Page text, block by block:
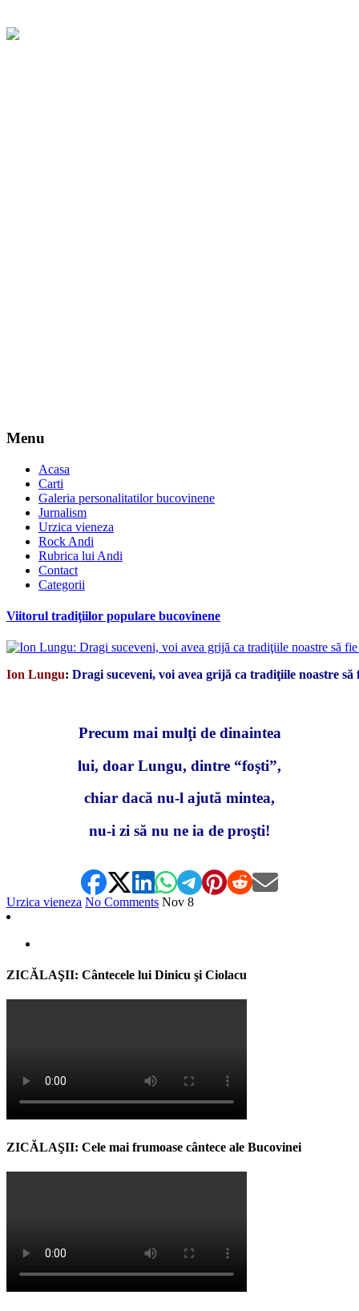
Menu
Acasa
Carti
Galeria personalitatilor bucovinene
Jurnalism
Urzica vieneza
Rock Andi
Rubrica lui Andi
Contact
Categorii
Viitorul tradiţiilor populare bucovinene
Ion Lungu: Dragi suceveni, voi avea grijă ca tradiţiile noastre să
Precum mai mulţi de dinaintea
lui, doar Lungu, dintre “foşti”,
chiar dacă nu-l ajută mintea,
nu-i zi să nu ne ia de proşti!
Urzica vieneza No Comments Nov 8
ZICĂLAŞII: Cântecele lui Dinicu şi Ciolacu
ZICĂLAŞII: Cele mai frumoase cântece ale Bucovinei